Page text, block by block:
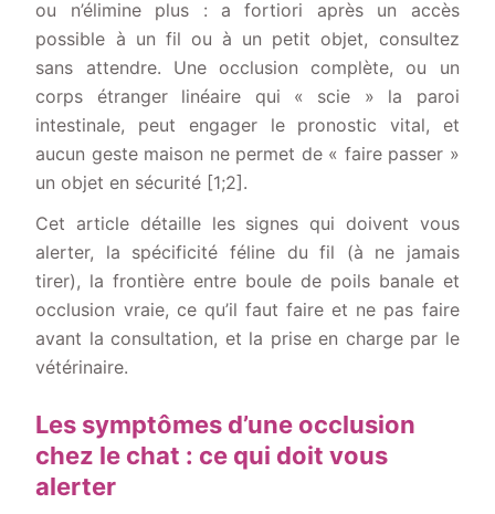
ou n’élimine plus : a fortiori après un accès
possible à un fil ou à un petit objet, consultez
sans attendre. Une occlusion complète, ou un
corps étranger linéaire qui « scie » la paroi
intestinale, peut engager le pronostic vital, et
aucun geste maison ne permet de « faire passer »
un objet en sécurité [1;2].
Cet article détaille les signes qui doivent vous
alerter, la spécificité féline du fil (à ne jamais
tirer), la frontière entre boule de poils banale et
occlusion vraie, ce qu’il faut faire et ne pas faire
avant la consultation, et la prise en charge par le
vétérinaire.
Les symptômes d’une occlusion
chez le chat : ce qui doit vous
alerter